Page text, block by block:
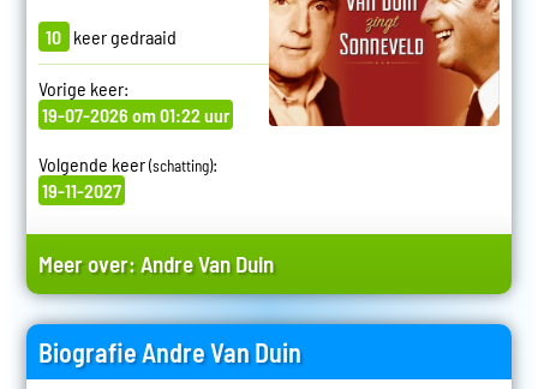
10 keer gedraaid
Vorige keer:
19-07-2026 om 01:22 uur
Volgende keer(schatting):
19-11-2027
Meer over:Andre Van Duin
Biografie Andre Van Duin